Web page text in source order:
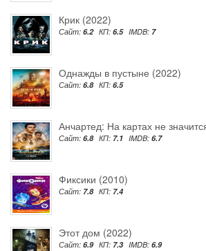
Крик (2022)
Сайт: 6.2 КП: 6.5 IMDB: 7
Однажды в пустыне (2022)
Сайт: 6.8 КП: 6.5
Анчартед: На картах не
Сайт: 6.8 КП: 7.1 IMDB: 6.7
Фиксики (2010)
Сайт: 7.8 КП: 7.4
Этот дом (2022)
Сайт: 6.9 КП: 7.3 IMDB: 6.9